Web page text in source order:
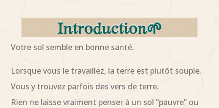
Introduction🌱
Votre sol semble en bonne santé.
Lorsque vous le travaillez, la terre est plutôt souple.
Vous y trouvez parfois des vers de terre.
Rien ne laisse vraiment penser à un sol “pauvre” ou